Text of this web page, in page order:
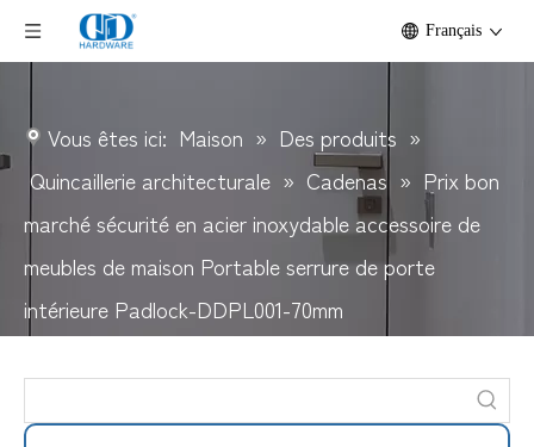
Français
Vous êtes ici: Maison » Des produits »
Quincaillerie architecturale » Cadenas » Prix ​​bon
marché sécurité en acier inoxydable accessoire de
meubles de maison Portable serrure de porte
intérieure Padlock-DDPL001-70mm